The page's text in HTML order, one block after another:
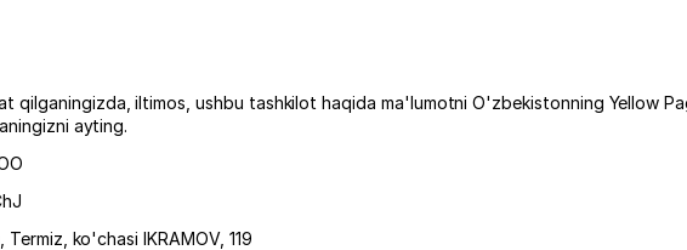
qilganingizda, iltimos, ushbu tashkilot haqida ma'lumotni O'zbekistonning Yellow
ayting.
Termiz ko'chasi IKRAMOV, 119